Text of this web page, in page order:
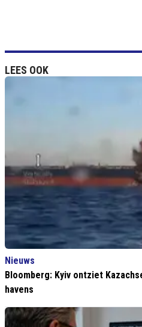
LEES OOK
Nieuws
Bloomberg: Kyiv ontziet
havens